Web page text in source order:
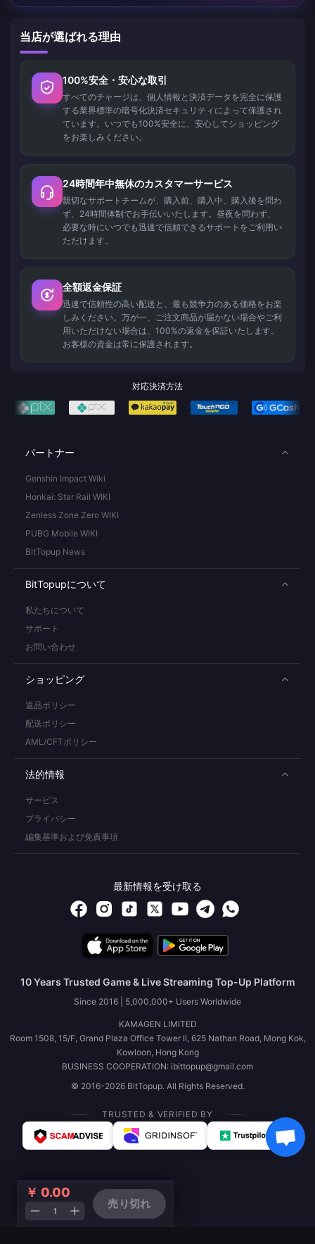
￥ 0.00
売り切れ
当店が選ばれる理由
100%安全・安心な取引
すべてのチャージは、個人情報と決済データを完全に保護
する業界標準の暗号化決済セキュリティによって保護され
ています。いつでも100%安全に、安心してショッピング
をお楽しみください。
24時間年中無休のカスタマーサービス
親切なサポートチームが、購入前、購入中、購入後を問わ
ず、24時間体制でお手伝いいたします。昼夜を問わず、
必要な時にいつでも迅速で信頼できるサポートをご利用い
ただけます。
全額返金保証
迅速で信頼性の高い配送と、最も競争力のある価格をお楽
しみください。万が一、ご注文商品が届かない場合やご利
用いただけない場合は、100%の返金を保証いたします。
お客様の資金は常に保護されます。
対応決済方法
パートナー
Genshin Impact Wiki
Honkai: Star Rail WIKI
Zenless Zone Zero WIKI
PUBG Mobile WIKI
BitTopup News
BitTopupについて
私たちについて
サポート
お問い合わせ
ショッピング
返品ポリシー
配送ポリシー
AML/CFTポリシー
法的情報
サービス
プライバシー
編集基準および免責事項
最新情報を受け取る
10 Years Trusted Game & Live Streaming Top-Up Platform
Since 2016 | 5,000,000+ Users Worldwide
KAMAGEN LIMITED
Room 1508, 15/F, Grand Plaza Office Tower II, 625 Nathan Road, Mong Kok,
Kowloon, Hong Kong
BUSINESS COOPERATION: ibittopup@gmail.com
© 2016-2026 BitTopup. All Rights Reserved.
TRUSTED & VERIFIED BY